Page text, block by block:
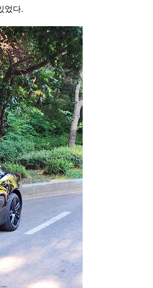
었다.